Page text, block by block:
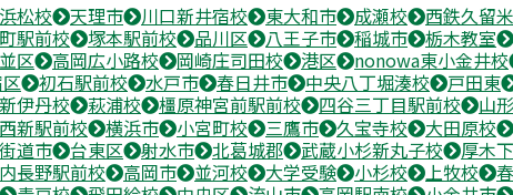
浜松校 天理市 川口新井宿校 東大和市 成瀬校 西鉄久留
駅前校 塚本駅前校 品川区 八王子市 稲城市 栃木教室
区 高岡広小路校 岡崎庄司田校 港区 nonowa東小金井校
初石駅前校 水戸市 春日井市 中央八丁堀湊校 戸田東
新伊丹校 萩浦校 橿原神宮前駅前校 四谷三丁目駅前校 山
西新駅前校 横浜市 小宮町校 三鷹市 久宝寺校 大田原校
道市 台東区 射水市 北葛城郡 武蔵小杉新丸子校 厚木
長野駅前校 高岡市 並河校 大学受験 小杉校 上牧校